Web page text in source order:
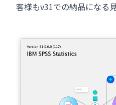
客様もv31での納品になる